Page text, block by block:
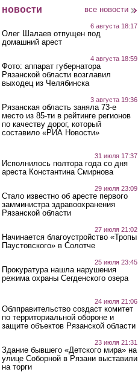
новости все новости
6 августа 18:17
Олег Шалаев отпущен под
домашний арест
4 августа 18:59
Фото: аппарат губернатора
Рязанской области возглавил
выходец из Челябинска
3 августа 19:36
Рязанская область заняла 73-е
место из 85-ти в рейтинге регионов
по качеству дорог, который
составило «РИА Новости»
31 июля 17:37
Исполнилось полтора года со дня
ареста Константина Смирнова
29 июля 23:09
Стало известно об аресте первого
замминистра здравоохранения
Рязанской области
27 июля 21:02
Начинается благоустройство «Тропы
Паустовского» в Солотче
25 июля 23:45
Прокуратура нашла нарушения
режима охраны Сегденского озера
24 июля 21:06
Облправительство создаст комитет
по территориальной обороне и
защите объектов Рязанской области
23 июля 21:31
Здание бывшего «Детского мира» на
улице Соборной в Рязани выставили
на торги